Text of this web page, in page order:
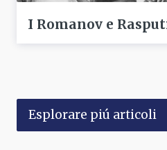
I Romanov e
Esplorare piú articoli